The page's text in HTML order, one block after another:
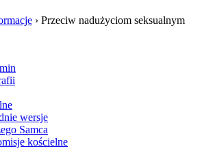
› Przeciw nadużyciom seksualnym
wersje
Samca
kościelne